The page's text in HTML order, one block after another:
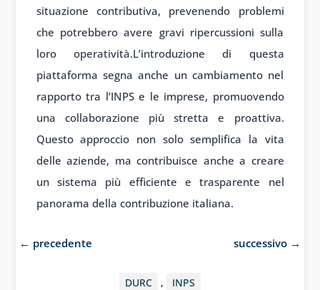
situazione contributiva, prevenendo problemi
che potrebbero avere gravi ripercussioni sulla
loro operatività.L’introduzione di questa
piattaforma segna anche un cambiamento nel
rapporto tra l’INPS e le imprese, promuovendo
una collaborazione più stretta e proattiva.
Questo approccio non solo semplifica la vita
delle aziende, ma contribuisce anche a creare
un sistema più efficiente e trasparente nel
panorama della contribuzione italiana.
← precedente successivo →
DURC , INPS